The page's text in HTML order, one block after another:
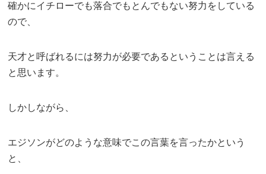
確かにイチローでも落合でもとんでもない努力をしている
ので、
天才と呼ばれるには努力が必要であるということは言える
と思います。
しかしながら、
エジソンがどのような意味でこの言葉を言ったかという
と、